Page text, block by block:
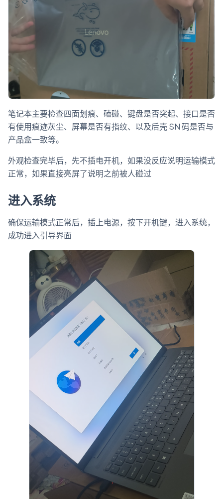
笔记本主要检查四面划痕、磕碰、键盘是否突起、接口是否
有使用痕迹灰尘、屏幕是否有指纹、以及后壳 SN 码是否与
产品盒一致等。
外观检查完毕后，先不插电开机，如果没反应说明运输模式
正常，如果直接亮屏了说明之前被人碰过
进入系统
确保运输模式正常后，插上电源，按下开机键，进入系统，
成功进入引导界面